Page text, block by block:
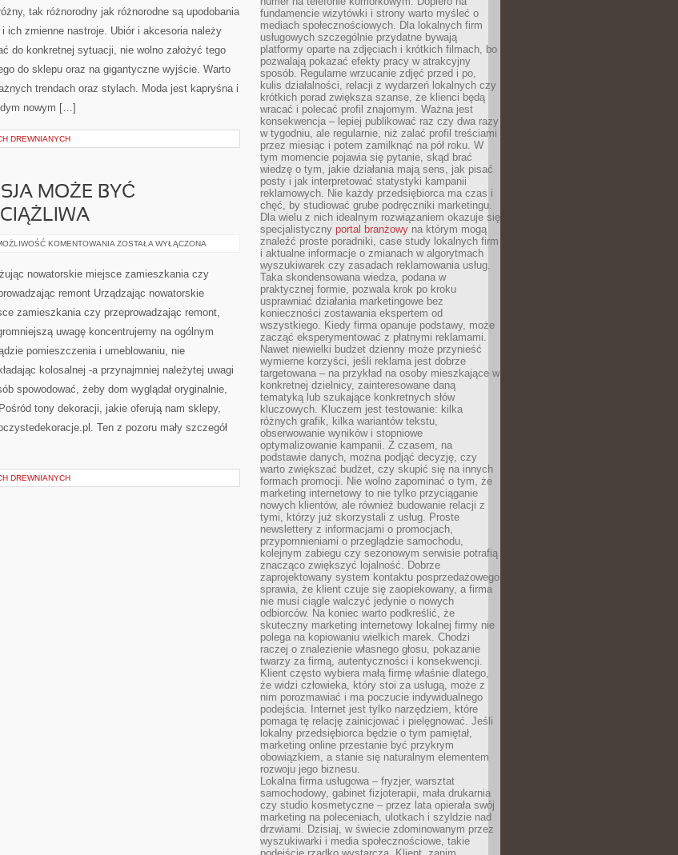
tak różnorodny jak różnorodne są upodobania
i ich zmienne nastroje. Ubiór i akcesoria należy
do konkretnej sytuacji, nie wolno założyć tego
do sklepu oraz na gigantyczne wyjście. Warto
trendach oraz stylach. Moda jest kapryśna i
nowym […]
DREWNIANYCH
MOŻE BYĆ
KOMENTOWANIA JAKAKOLWIEK
KŁOPOTLIWA
UCIĄŻLIWA
ZOSTAŁA WYŁĄCZONA
nowatorskie miejsce zamieszkania czy
remont Urządzając nowatorskie
zamieszkania czy przeprowadzając remont,
uwagę koncentrujemy na ogólnym
pomieszczenia i umeblowaniu, nie
kolosalnej -a przynajmniej należytej uwagi
spowodować, żeby dom wyglądał oryginalnie,
tony dekoracji, jakie oferują nam sklepy,
Ten z pozoru mały szczegół
DREWNIANYCH
fundamencie wizytówki i strony warto myśleć o
mediach społecznościowych. Dla lokalnych firm
usługowych szczególnie przydatne bywają
platformy oparte na zdjęciach i krótkich filmach, bo
pozwalają pokazać efekty pracy w atrakcyjny
sposób. Regularne wrzucanie zdjęć przed i po,
kulis działalności, relacji z wydarzeń lokalnych czy
krótkich porad zwiększa szanse, że klienci będą
wracać i polecać profil znajomym. Ważna jest
konsekwencja – lepiej publikować raz czy dwa razy
w tygodniu, ale regularnie, niż zalać profil treściami
przez miesiąc i potem zamilknąć na pół roku. W
tym momencie pojawia się pytanie, skąd brać
wiedzę o tym, jakie działania mają sens, jak pisać
posty i jak interpretować statystyki kampanii
reklamowych. Nie każdy przedsiębiorca ma czas i
chęć, by studiować grube podręczniki marketingu.
Dla wielu z nich idealnym rozwiązaniem okazuje się
specjalistyczny portal branżowy na którym mogą
znaleźć proste poradniki, case study lokalnych firm
i aktualne informacje o zmianach w algorytmach
wyszukiwarek czy zasadach reklamowania usług.
Taka skondensowana wiedza, podana w
praktycznej formie, pozwala krok po kroku
usprawniać działania marketingowe bez
konieczności zostawania ekspertem od
wszystkiego. Kiedy firma opanuje podstawy, może
zacząć eksperymentować z płatnymi reklamami.
Nawet niewielki budżet dzienny może przynieść
wymierne korzyści, jeśli reklama jest dobrze
targetowana – na przykład na osoby mieszkające w
konkretnej dzielnicy, zainteresowane daną
tematyką lub szukające konkretnych słów
kluczowych. Kluczem jest testowanie: kilka
różnych grafik, kilka wariantów tekstu,
obserwowanie wyników i stopniowe
optymalizowanie kampanii. Z czasem, na
podstawie danych, można podjąć decyzję, czy
warto zwiększać budżet, czy skupić się na innych
formach promocji. Nie wolno zapominać o tym, że
marketing internetowy to nie tylko przyciąganie
nowych klientów, ale również budowanie relacji z
tymi, którzy już skorzystali z usług. Proste
newslettery z informacjami o promocjach,
przypomnieniami o przeglądzie samochodu,
kolejnym zabiegu czy sezonowym serwisie potrafią
znacząco zwiększyć lojalność. Dobrze
zaprojektowany system kontaktu posprzedażowego
sprawia, że klient czuje się zaopiekowany, a firma
nie musi ciągle walczyć jedynie o nowych
odbiorców. Na koniec warto podkreślić, że
skuteczny marketing internetowy lokalnej firmy nie
polega na kopiowaniu wielkich marek. Chodzi
raczej o znalezienie własnego głosu, pokazanie
twarzy za firmą, autentyczności i konsekwencji.
Klient często wybiera małą firmę właśnie dlatego,
że widzi człowieka, który stoi za usługą, może z
nim porozmawiać i ma poczucie indywidualnego
podejścia. Internet jest tylko narzędziem, które
pomaga tę relację zainicjować i pielęgnować. Jeśli
lokalny przedsiębiorca będzie o tym pamiętał,
marketing online przestanie być przykrym
obowiązkiem, a stanie się naturalnym elementem
rozwoju jego biznesu.
Lokalna firma usługowa – fryzjer, warsztat
samochodowy, gabinet fizjoterapii, mała drukarnia
czy studio kosmetyczne – przez lata opierała swój
marketing na poleceniach, ulotkach i szyldzie nad
drzwiami. Dzisiaj, w świecie zdominowanym przez
wyszukiwarki i media społecznościowe, takie